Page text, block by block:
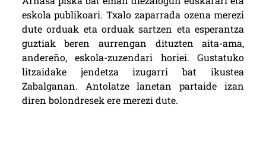
eskola publikoari. Txalo zaparrada ozena merezi
dute orduak eta orduak sartzen eta esperantza
guztiak beren aurrengan dituzten aita-ama,
andereño, eskola-zuzendari horiei. Gustatuko
litzaidake jendetza izugarri bat ikustea
Zabalganan. Antolatze lanetan partaide izan
diren bolondresek ere merezi dute.